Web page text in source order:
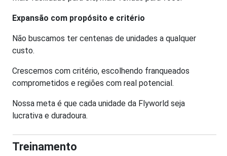
Expansão com propósito e critério
Não buscamos ter centenas de unidades a qualquer
custo.
Crescemos com critério, escolhendo franqueados
comprometidos e regiões com real potencial.
Nossa meta é que cada unidade da Flyworld seja
lucrativa e duradoura.
Treinamento